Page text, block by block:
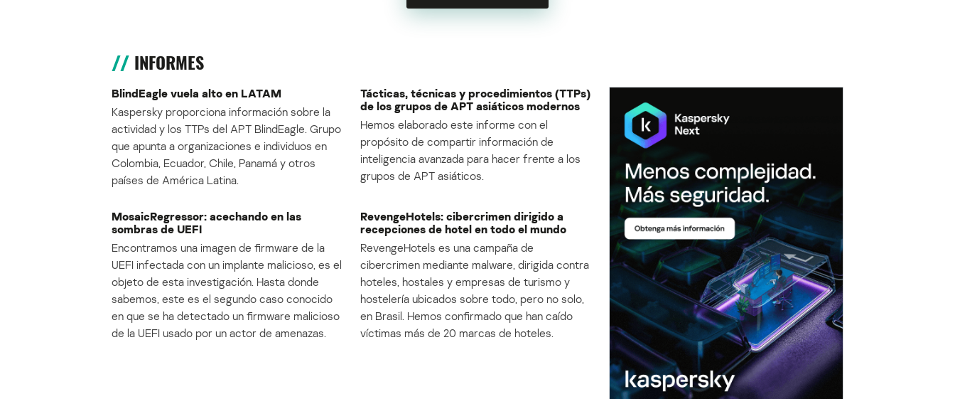
INFORMES
BlindEagle vuela alto en LATAM
Kaspersky proporciona información sobre la
actividad y los TTPs del APT BlindEagle. Grupo
que apunta a organizaciones e individuos en
Colombia, Ecuador, Chile, Panamá y otros
países de América Latina.
Tácticas, técnicas y procedimientos (TTPs)
de los grupos de APT asiáticos modernos
Hemos elaborado este informe con el
propósito de compartir información de
inteligencia avanzada para hacer frente a los
grupos de APT asiáticos.
MosaicRegressor: acechando en las
sombras de UEFI
Encontramos una imagen de firmware de la
UEFI infectada con un implante malicioso, es el
objeto de esta investigación. Hasta donde
sabemos, este es el segundo caso conocido
en que se ha detectado un firmware malicioso
de la UEFI usado por un actor de amenazas.
RevengeHotels: cibercrimen dirigido a
recepciones de hotel en todo el mundo
RevengeHotels es una campaña de
cibercrimen mediante malware, dirigida contra
hoteles, hostales y empresas de turismo y
hostelería ubicados sobre todo, pero no solo,
en Brasil. Hemos confirmado que han caído
víctimas más de 20 marcas de hoteles.